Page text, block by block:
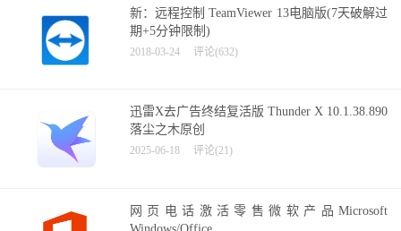
新：远程控制 TeamViewer 13电脑版(7天破解过
期+5分钟限制)
2018-03-24 评论(632)
迅雷X去广告终结复活版 Thunder X 10.1.38.890
落尘之木原创
2025-06-18 评论(21)
网页电话激活零售微软产品Microsoft